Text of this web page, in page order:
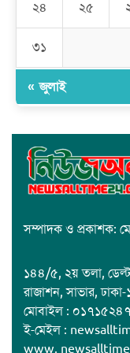
জাবাল-ই-নূর
২৪ ২৫
৩১
« জুলাই
সম্পাদক ও প্রকাশক:
১৪৪/৫, ২য় তলা,
রাজাশন, সাভার, ঢাকা-
মোবাইল :
ই-মেইল :
www.